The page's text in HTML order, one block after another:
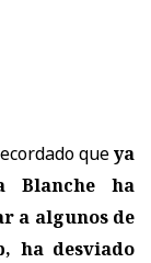
queya
Blanche ha
a algunos de
ha desviado